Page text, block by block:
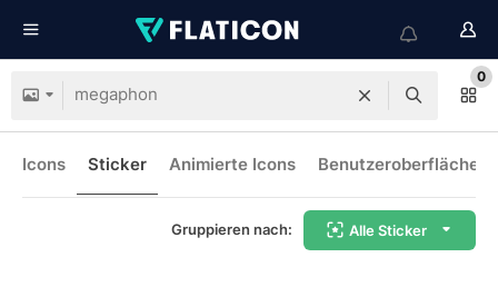
0
Icons Sticker Animierte Icons
Gruppieren nach: Alle Sticker